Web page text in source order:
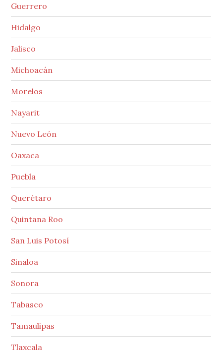
Guerrero
Hidalgo
Jalisco
Michoacán
Morelos
Nayarit
Nuevo León
Oaxaca
Puebla
Querétaro
Quintana Roo
San Luis Potosí
Sinaloa
Sonora
Tabasco
Tamaulipas
Tlaxcala